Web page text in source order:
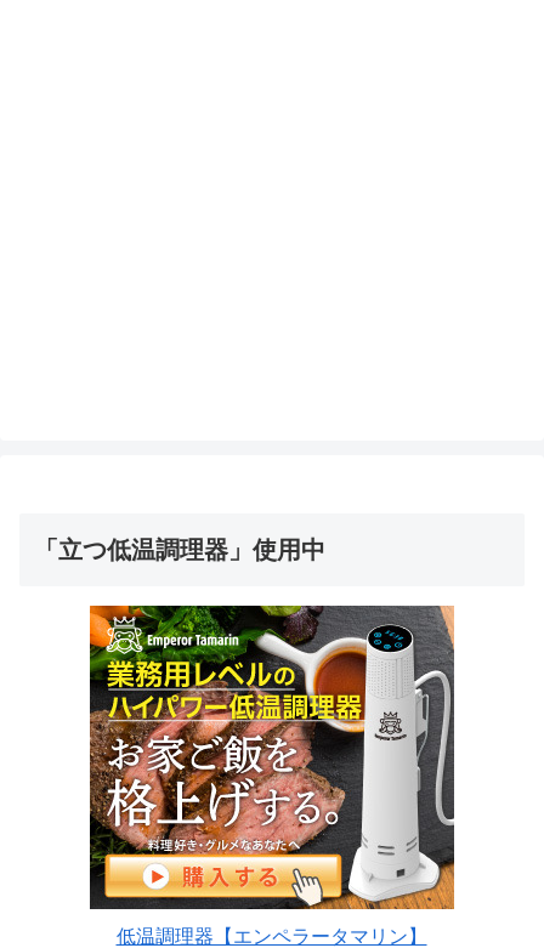
「立つ低温調理器」使用中
低温調理器【エンペラータマリン】